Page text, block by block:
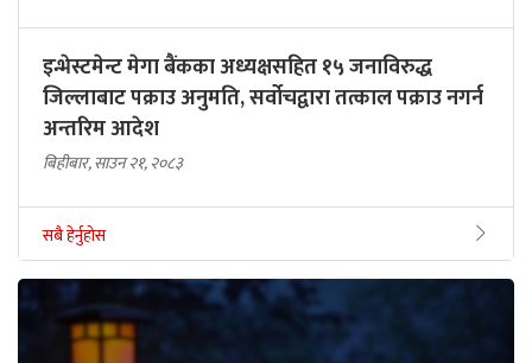
इन्भेस्टमेन्ट मेगा बैंकका अध्यक्षसहित १५ जनाविरुद्ध
जिल्लाबाट पक्राउ अनुमति, सर्वोचद्वारा तत्काल पक्राउ नगर्न
अन्तरिम आदेश
बिहीबार, साउन २१, २०८३
सबै हेर्नुहोस